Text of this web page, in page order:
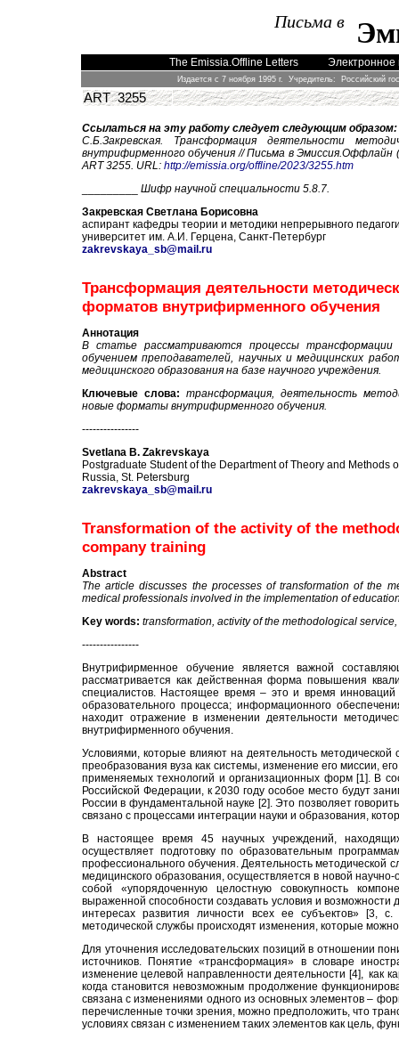
Письма в
The Emissia.Offline Letters Электронное
Издается с 7 ноября 1995 г. Учредитель: Российский
ART 3255
Ссылаться на эту работу следует следующим образом:
С.Б.Закревская.
Трансформация деятельности
внутрифирменного обучения // Письма в
ART 3255. URL: http://emissia.org/offline/2023/3255.htm
Шифр научной специальности 5.8.7.
Закревская Светлана Борисовна
аспирант кафедры теории и методики непрерывного
университет им. А.И. Герцена, Санкт-Петербург
zakrevskaya_sb@mail.ru
Трансформация деятельности
форматов внутрифирменного обучения
Аннотация
В статье рассматриваются процессы
обучением преподавателей, научных и медицинских
медицинского образования на базе научного учреждения.
Ключевые слова: трансформация, деятельность
новые форматы внутрифирменного обучения.
----------------
Svetlana B. Zakrevskaya
Postgraduate Student of the Department of Theory and
Russia, St. Petersburg
zakrevskaya_sb@mail.ru
Transformation of the activity of the
company training
Abstract
The article discusses the processes of transformation of the
medical professionals involved in the implementation of
Key words: transformation, activity of the methodological
----------------
Внутрифирменное обучение является важной
рассматривается как действенная форма повышения
специалистов. Настоящее время – это и время
образовательного процесса; информационного
находит отражение в изменении деятельности
внутрифирменного обучения.
Условиями, которые влияют на деятельность
преобразования вуза как системы, изменение его миссии,
применяемых технологий и организационных форм [1]. В
Российской Федерации, к 2030 году особое место будут
России в фундаментальной науке [2]. Это позволяет
связано с процессами интеграции науки и образования,
В настоящее время 45 научных учреждений,
осуществляет подготовку по образовательным
профессионального обучения. Деятельность методической
медицинского образования, осуществляется в новой
собой «упорядоченную целостную совокупность
выраженной способности создавать условия и
интересах развития личности всех ее субъектов» [3,
методической службы происходят изменения, которые
Для уточнения исследовательских позиций в отношении
источников. Понятие «трансформация» в словаре
изменение целевой направленности деятельности [4], как
когда становится невозможным продолжение
связана с изменениями одного из основных элементов –
перечисленные точки зрения, можно предположить, что
условиях связан с изменением таких элементов как цель,